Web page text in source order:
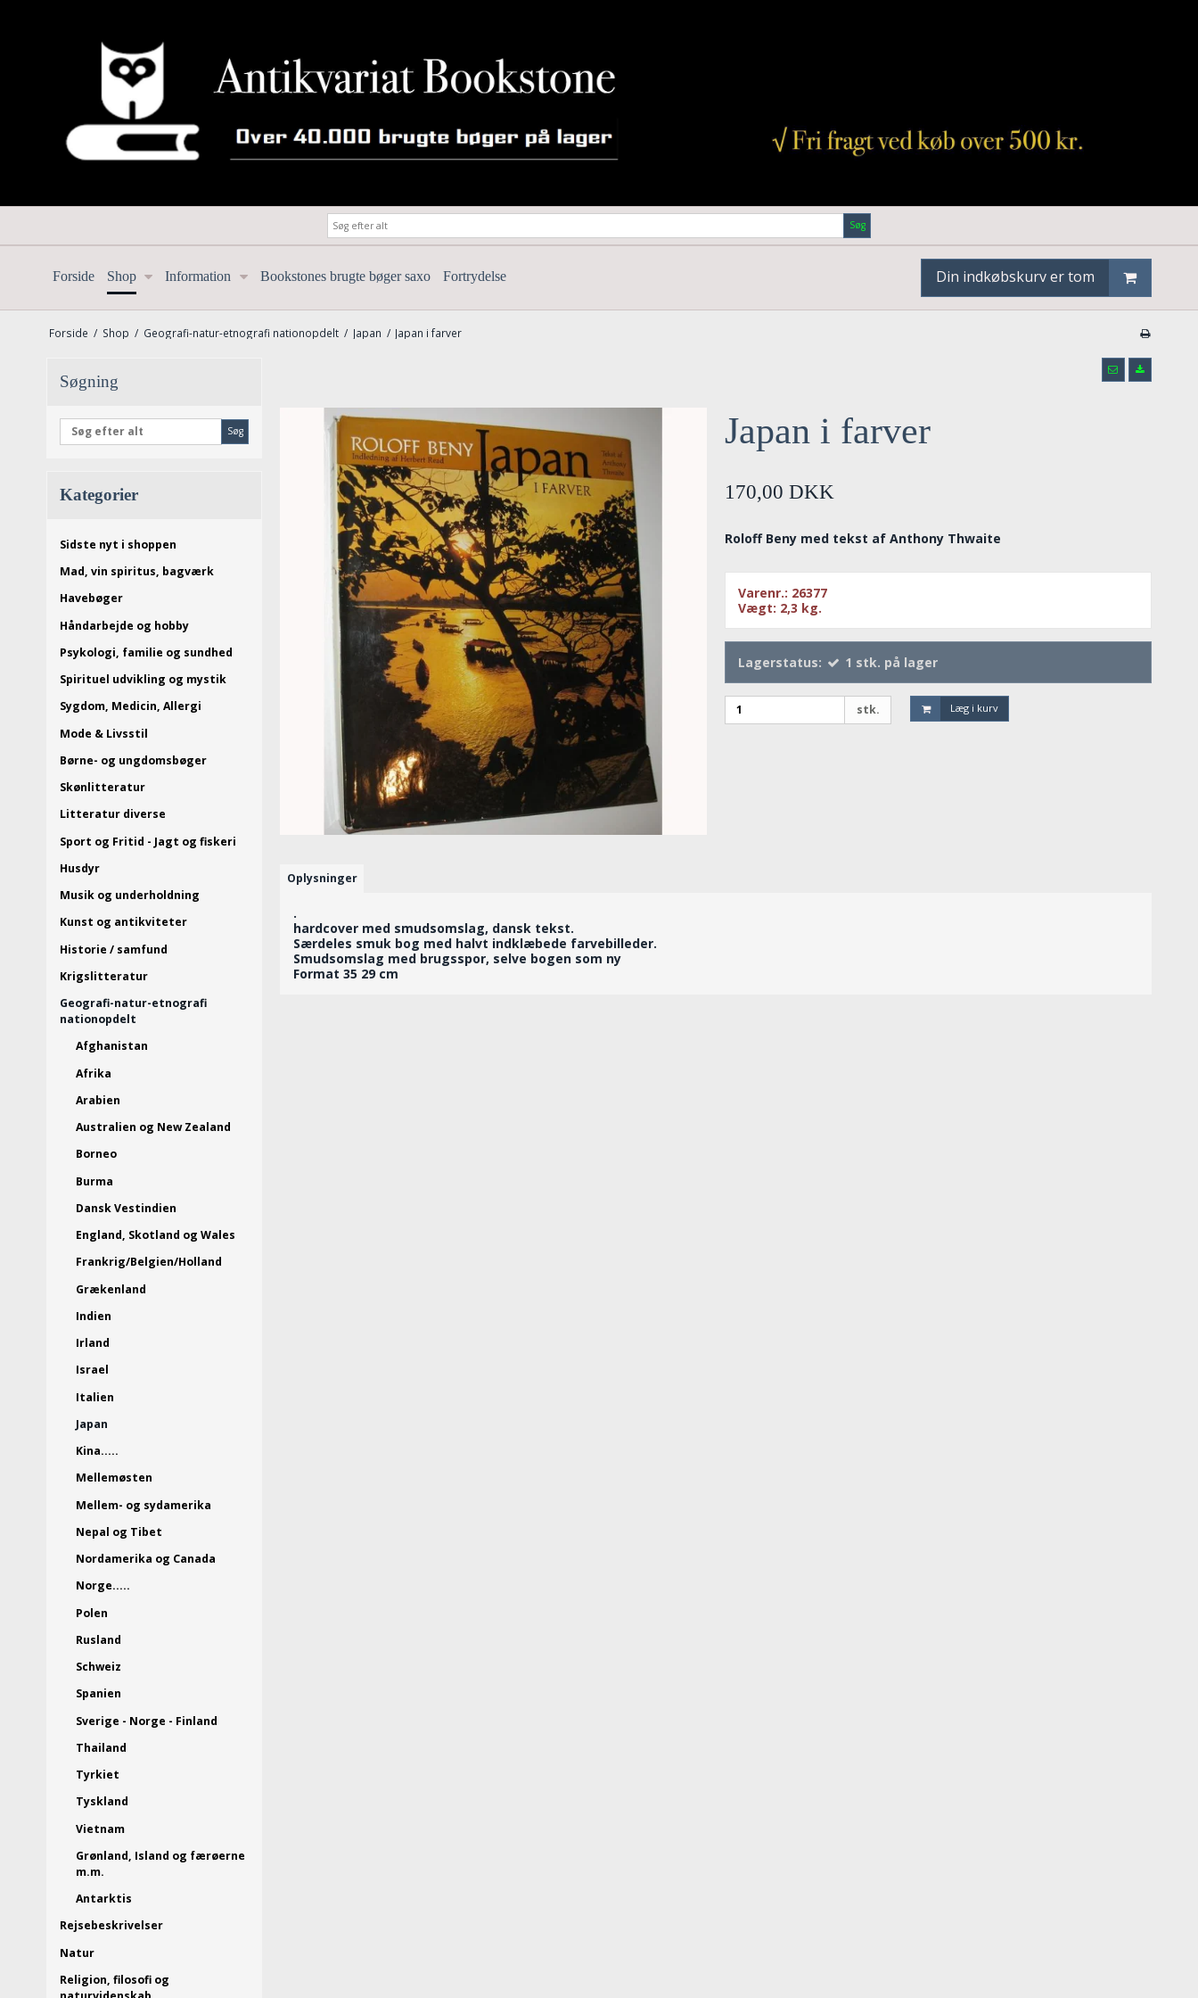
Søg
Forside Shop Information Bookstones brugte bøger saxo Fortrydelse Din indkøbskurv er tom
Forside / Shop / Geografi-natur-etnografi nationopdelt / Japan / Japan i farver
Søgning
Søg
Kategorier
Sidste nyt i shoppen
Mad, vin spiritus, bagværk
Havebøger
Håndarbejde og hobby
Psykologi, familie og sundhed
Spirituel udvikling og mystik
Sygdom, Medicin, Allergi
Mode & Livsstil
Børne- og ungdomsbøger
Skønlitteratur
Litteratur diverse
Sport og Fritid - Jagt og fiskeri
Husdyr
Musik og underholdning
Kunst og antikviteter
Historie / samfund
Krigslitteratur
Geografi-natur-etnografi
nationopdelt
Afghanistan
Afrika
Arabien
Australien og New Zealand
Borneo
Burma
Dansk Vestindien
England, Skotland og Wales
Frankrig/Belgien/Holland
Grækenland
Indien
Irland
Israel
Italien
Japan
Kina.....
Mellemøsten
Mellem- og sydamerika
Nepal og Tibet
Nordamerika og Canada
Norge.....
Polen
Rusland
Schweiz
Spanien
Sverige - Norge - Finland
Thailand
Tyrkiet
Tyskland
Vietnam
Grønland, Island og færøerne
m.m.
Antarktis
Rejsebeskrivelser
Natur
Religion, filosofi og
Japan i farver
170,00 DKK
Roloff Beny med tekst af Anthony Thwaite
Varenr.: 26377
Vægt: 2,3 kg.
Lagerstatus: 1 stk. på lager
stk. Læg i kurv
Oplysninger
.
hardcover med smudsomslag, dansk tekst.
Særdeles smuk bog med halvt indklæbede farvebilleder.
Smudsomslag med brugsspor, selve bogen som ny
Format 35 29 cm